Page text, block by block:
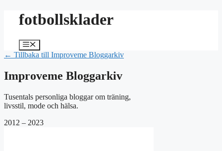
Hoppafotbollsklader
Meny
← Tillbaka till Improveme Bloggarkiv
Improveme Bloggarkiv
Tusentals personliga bloggar om träning,
livsstil, mode och hälsa.
2012 – 2023